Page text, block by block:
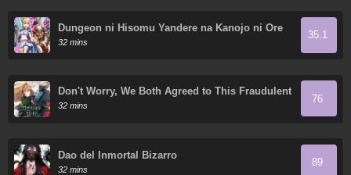
Dungeon ni Hisomu Yandere na Kanojo ni Ore
wa Nando mo Korosareru
32 mins
35.1
Don't Worry, We Both Agreed to This Fraudulent
Marriage
32 mins
76
Dao del Inmortal Bizarro
32 mins
89